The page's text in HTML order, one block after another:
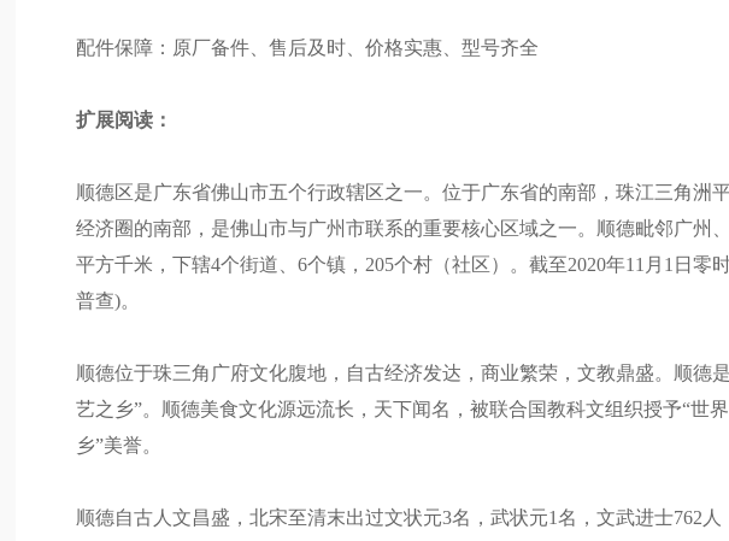
配件保障：原厂备件、售后及时、价格实惠、型号齐全
扩展阅读：
顺德区是广东省佛山市五个行政辖区之一。位于广东省的南部，珠江三角洲
经济圈的南部，是佛山市与广州市联系的重要核心区域之一。顺德毗邻广州
平方千米，下辖4个街道、6个镇，205个村（社区）。截至2020年11月1日零
普查)。
顺德位于珠三角广府文化腹地，自古经济发达，商业繁荣，文教鼎盛。顺德
艺之乡”。顺德美食文化源远流长，天下闻名，被联合国教科文组织授予“世
乡”美誉。
顺德自古人文昌盛，北宋至清末出过文状元3名，武状元1名，文武进士762